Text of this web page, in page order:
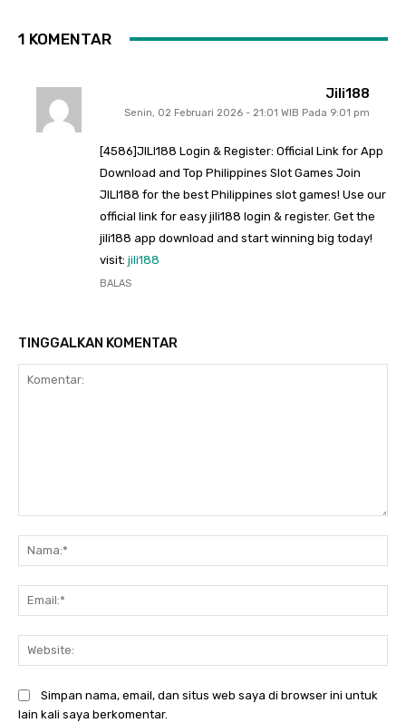
1 KOMENTAR
Jili188
Senin, 02 Februari 2026 - 21:01 WIB Pada 9:01 pm
[4586]JILI188 Login & Register: Official Link for App
Download and Top Philippines Slot Games Join
JILI188 for the best Philippines slot games! Use our
official link for easy jili188 login & register. Get the
jili188 app download and start winning big today!
visit: jili188
BALAS
TINGGALKAN KOMENTAR
Simpan nama, email, dan situs web saya di browser ini untuk
lain kali saya berkomentar.